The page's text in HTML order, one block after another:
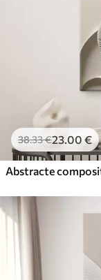
38.33€23.00 €
Abstracte